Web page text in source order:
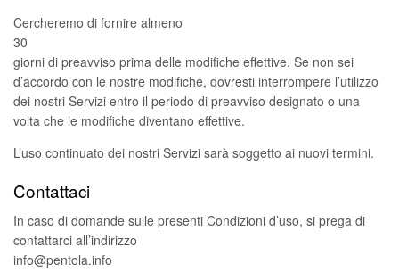
Cercheremo di fornire almeno
30
giorni di preavviso prima delle modifiche effettive. Se non sei
d’accordo con le nostre modifiche, dovresti interrompere l’utilizzo
dei nostri Servizi entro il periodo di preavviso designato o una
volta che le modifiche diventano effettive.
L’uso continuato dei nostri Servizi sarà soggetto ai nuovi termini.
Contattaci
In caso di domande sulle presenti Condizioni d’uso, si prega di
contattarci all’indirizzo
info@pentola.info